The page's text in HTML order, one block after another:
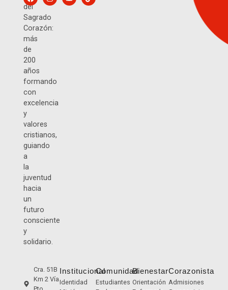
del
Sagrado
Corazón:
más
de
200
años
formando
con
excelencia
y
valores
cristianos,
guiando
a
la
juventud
hacia
un
futuro
consciente
y
solidario.
Cra. 51B
Km 2 Vía
Institucional
Identidad
Comunidad
Estudiantes
Bienestar
Orientación
Corazonista
Admisiones